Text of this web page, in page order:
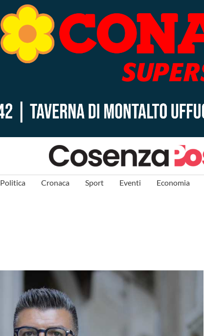
Politica Cronaca Sport Eventi Economia